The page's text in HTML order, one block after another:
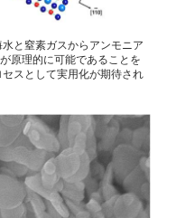
と窒素ガスからアンモニア
原理的に可能であることを
スとして実用化が期待され